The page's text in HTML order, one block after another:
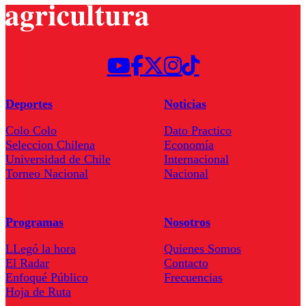
Deportes
Colo Colo
Seleccion Chilena
Universidad de Chile
Torneo Nacional
Noticias
Dato Practico
Economía
Internacional
Nacional
Programas
LLegó la hora
El Radar
Enfoqué Público
Hoja de Ruta
Nosotros
Quienes Somos
Contacto
Frecuencias